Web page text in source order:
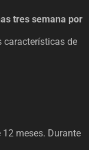
tres semana por
características de
meses. Durante